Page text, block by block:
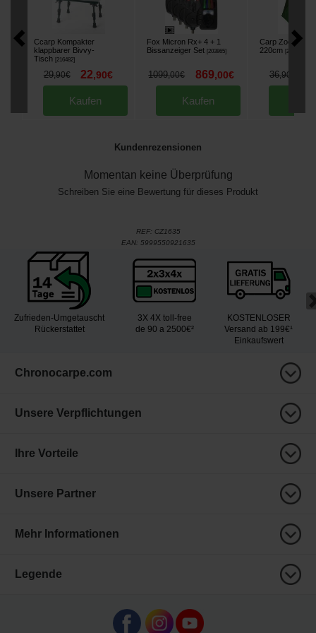
Ccarp Kompakter
klappbarer Bivvy-
Tisch [216482]
29,90€ 22,90€
Kaufen
Fox Micron Rx+ 4 + 1
Bissanzeiger Set [203865]
1099,00€ 869,00€
Kaufen
Carp Zoom
220cm [217590
36,90
Kundenrezensionen
Momentan keine Überprüfung
Schreiben Sie eine Bewertung für dieses Produkt
REF: CZ1635
EAN: 5999550921635
Zufrieden-Umgetauscht
Rückerstattet
3X 4X toll-free
de 90 a 2500€²
KOSTENLOSER
Versand ab 199€¹
Einkaufswert
Chronocarpe.com
Unsere Verpflichtungen
Ihre Vorteile
Unsere Partner
Mehr Informationen
Legende